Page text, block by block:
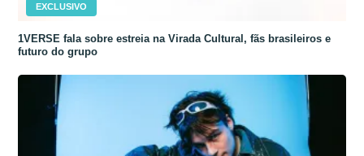
EXCLUSIVO
1VERSE fala sobre estreia na Virada Cultural, fãs brasileiros e
futuro do grupo